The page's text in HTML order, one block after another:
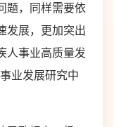
题，同样需要依
发展，更加突出
人事业高质量发
业发展研究中